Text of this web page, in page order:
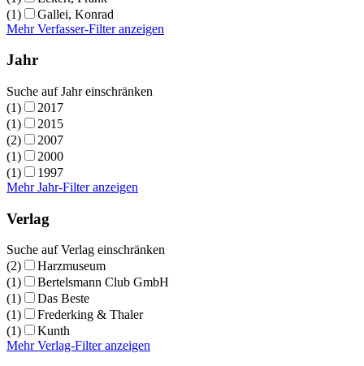
(1)
Gallei, Konrad
Mehr Verfasser-Filter anzeigen
Jahr
Suche auf Jahr einschränken
(1)
2017
(1)
2015
(2)
2007
(1)
2000
(1)
1997
Mehr Jahr-Filter anzeigen
Verlag
Suche auf Verlag einschränken
(2)
Harzmuseum
(1)
Bertelsmann Club GmbH
(1)
Das Beste
(1)
Frederking & Thaler
(1)
Kunth
Mehr Verlag-Filter anzeigen